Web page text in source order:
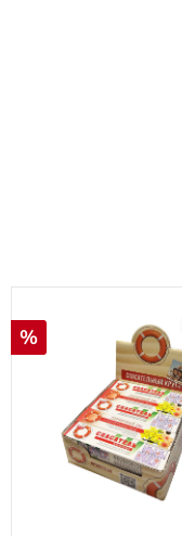
Rabatt
%